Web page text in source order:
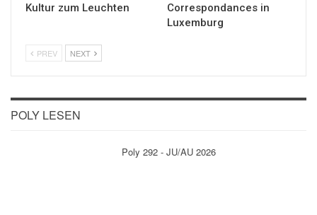
Kultur zum Leuchten
Correspondances in
Luxemburg
PREV NEXT
POLY LESEN
Poly 292 - JU/AU 2026